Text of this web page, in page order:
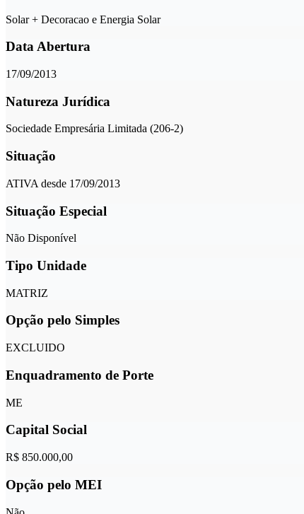
Solar + Decoracao e Energia Solar
Data Abertura
17/09/2013
Natureza Jurídica
Sociedade Empresária Limitada (206-2)
Situação
ATIVA desde 17/09/2013
Situação Especial
Não Disponível
Tipo Unidade
MATRIZ
Opção pelo Simples
EXCLUIDO
Enquadramento de Porte
ME
Capital Social
R$ 850.000,00
Opção pelo MEI